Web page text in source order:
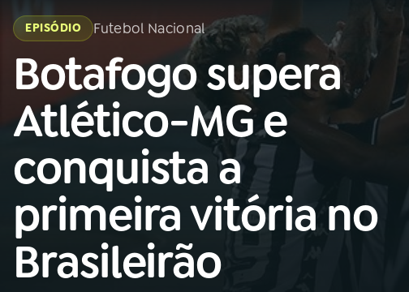
Buscar
na
Rádio
Nacional
Buscar
AO VIVO
01 INÍCIO
02 A RÁDIO
03PROGRAMAÇÃO
na
Rádio
EPISÓDIO Futebol Nacional
Botafogo supera
Atlético-MG e
conquista a
primeira vitória no
Brasileirão